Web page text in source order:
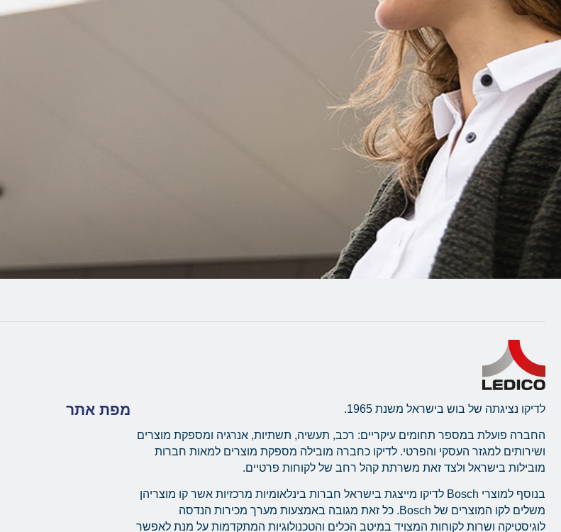
לדיקו נציגתה של בוש בישראל משנת 1965.
החברה פועלת במספר תחומים עיקריים: רכב, תעשיה, תשתיות, אנרגיה ומספקת מוצרים
ושירותים למגזר העסקי והפרטי. לדיקו כחברה מובילה מספקת מוצרים למאות חברות
מובילות בישראל ולצד זאת משרתת קהל רחב של לקוחות פרטיים.
בנוסף למוצרי Bosch לדיקו מייצגת בישראל חברות בינלאומיות מרכזיות אשר קו מוצריהן
משלים לקו המוצרים של Bosch. כל זאת מגובה באמצעות מערך מכירות הנדסה
לוגיסטיקה ושרות לקוחות המצויד במיטב הכלים והטכנולוגיות המתקדמות על מנת לאפשר
מפת אתר